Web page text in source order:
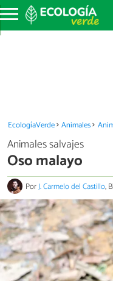
EcologíaVerde Animales
Animales salvajes
Oso malayo
PorJ. Carmelo del Castillo,